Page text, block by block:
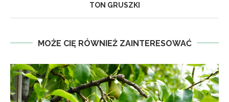
TON GRUSZKI
MOŻE CIĘ RÓWNIEŻ ZAINTERESOWAĆ